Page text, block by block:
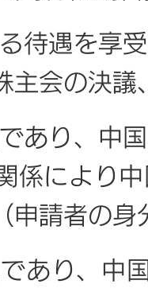
待遇を享
主会の決
あり、中
係により
申請者の
あり、中